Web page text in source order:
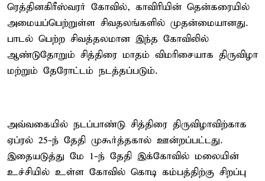
ரெத்தினகிரீஸ்வரர் கோவில், காவிரியின் தென்கரையில்
அமையப்பெற்றுள்ள சிவதலங்களில் முதன்மையானது.
பாடல் பெற்ற சிவத்தலமான இந்த கோவிலில்
ஆண்டுதோறும் சித்திரை மாதம் விமரிசையாக திருவிழா
மற்றும் தேரோட்டம் நடத்தப்படும்.
அவ்வகையில் நடப்பாண்டு சித்திரை திருவிழாவிற்காக
ஏப்ரல் 25-ந் தேதி முகூர்த்தகால் ஊன்றப்பட்டது.
இதையடுத்து மே 1-ந் தேதி இக்கோவில் மலையின்
உச்சியில் உள்ள கோவில் கொடி கம்பத்திற்கு சிறப்பு